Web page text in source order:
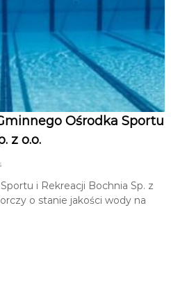
i
R
e
k
e
a Ośrodka Sportu
z o.o.
i Rekreacji Bochnia Sp. z
o stanie jakości wody na